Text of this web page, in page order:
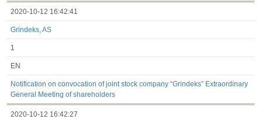
2020-10-12 16:42:41
Grindeks, AS
1
EN
Notification on convocation of joint stock company “Grindeks” Extraordinary
General Meeting of shareholders
2020-10-12 16:42:27